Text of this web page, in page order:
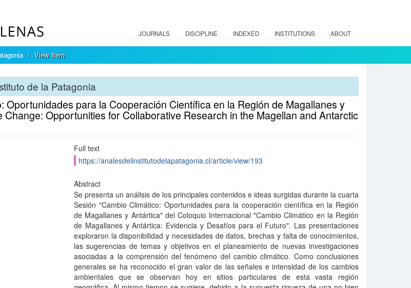
JOURNALS DISCIPLINE INDEXED INSTITUTIONS ABOUT
View Item
de la Patagonia
Oportunidades para la Cooperación Científica en la Región de Magallanes y
Change: Opportunities for Collaborative Research in the Magellan and Antarctic
Full text
https://analesdelinstitutodelapatagonia.cl/article/view/193
Abstract
Se presenta un análisis de los principales contenidos e ideas surgidas durante la cuarta
Sesión "Cambio Climático: Oportunidades para la cooperación científica en la Región
de Magallanes y Antártica" del Coloquio Internacional "Cambio Climático en la Región
de Magallanes y Antártica: Evidencia y Desafíos para el Futuro". Las presentaciones
exploraron la disponibilidad y necesidades de datos, brechas y falta de conocimientos,
las sugerencias de temas y objetivos en el planeamiento de nuevas investigaciones
asociadas a la comprensión del fenómeno del cambio climático. Como conclusiones
generales se ha reconocido el gran valor de las señales e intensidad de los cambios
ambientales que se observan hoy en sitios particulares de esta vasta región